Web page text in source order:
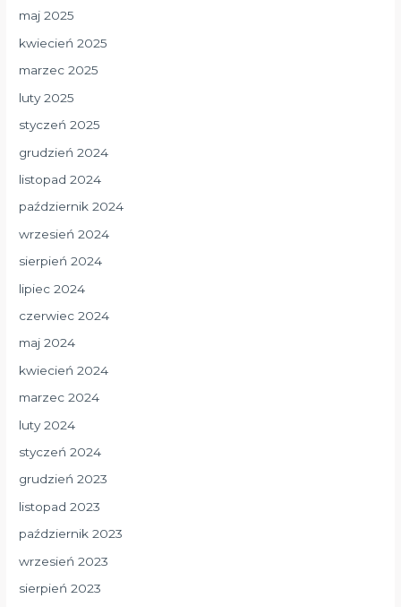
maj 2025
kwiecień 2025
marzec 2025
luty 2025
styczeń 2025
grudzień 2024
listopad 2024
październik 2024
wrzesień 2024
sierpień 2024
lipiec 2024
czerwiec 2024
maj 2024
kwiecień 2024
marzec 2024
luty 2024
styczeń 2024
grudzień 2023
listopad 2023
październik 2023
wrzesień 2023
sierpień 2023